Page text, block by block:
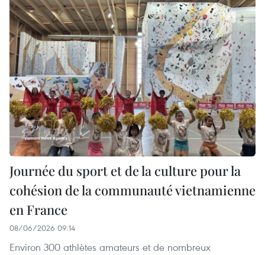
Journée du sport et de la culture pour la
cohésion de la communauté vietnamienne
en France
08/06/2026 09:14
Environ 300 athlètes amateurs et de nombreux